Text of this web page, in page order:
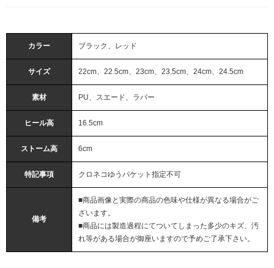
カラー ブラック、レッド
サイズ 22cm、22.5cm、23cm、23.5cm、24cm、24.5cm
素材 PU、スエード、ラバー
ヒール高 16.5cm
ストーム高 6cm
特記事項 クロネコゆうパケット指定不可
備考
■商品画像と実際の商品の色味や仕様が異なる場合がご
ざいます。
■商品には製造過程にてついてしまった多少のキズ、汚
れ等がある場合が御座いますので予めご了承下さい。